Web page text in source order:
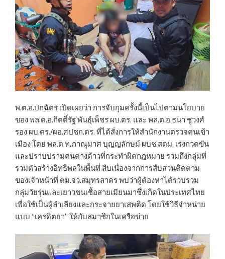
พ.ต.อ.ปกฉัตร เปิดเผยว่า การจับกุมครั้งนี้เป็นไปตามนโยบาย
ของ พล.ต.อ.กิตติ์รัฐ พันธุ์เพ็ชร ผบ.ตร. และ พล.ต.อ.ธนา ชูวงศ์
รอง ผบ.ตร./ผอ.ศปชก.ตร. ที่ได้สั่งการให้สำนักงานตรวจคนเข้า
เมือง โดย พล.ต.ท.ภาณุมาศ บุญญลักษม์ ผบช.สตม. เร่งกวดขัน
และปราบปรามคนต่างด้าวที่กระทำผิดกฎหมาย รวมถึงกลุ่มที่
รวมตัวสร้างอิทธิพลในพื้นที่ สืบเนื่องจากการสืบสวนติดตาม
ของเจ้าหน้าที่ ตม.จว.สมุทรสาคร พบว่าผู้ต้องหาได้รวบรวม
กลุ่มวัยรุ่นและเยาวชนเชื้อสายเมียนมาซึ่งเกิดในประเทศไทย
เพื่อใช้เป็นผู้ลำเลียงและกระจายยาเสพติด โดยใช้วิธีจำหน่าย
แบบ “เครดิตยา” ให้กับสมาชิกในเครือข่าย